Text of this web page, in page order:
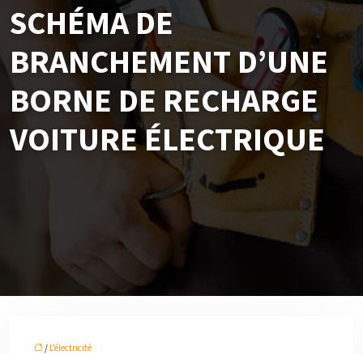
SCHÉMA DE
BRANCHEMENT D’UNE
BORNE DE RECHARGE
VOITURE ÉLECTRIQUE
/ L’électricité